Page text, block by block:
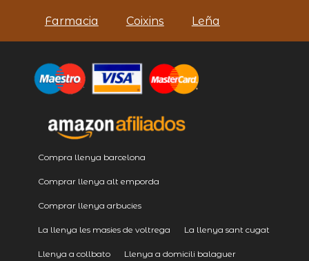
Farmacia Coixins Leña
Compra llenya barcelona
Comprar llenya alt emporda
Comprar llenya arbucies
La llenya les masies de voltrega La llenya sant cugat
Llenya a collbato Llenya a domicili balaguer